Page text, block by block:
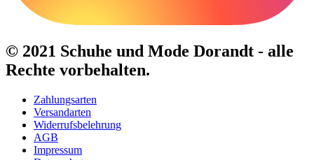
© 2021 Schuhe und Mode Dorandt - alle
Rechte vorbehalten.
Zahlungsarten
Versandarten
Widerrufsbelehrung
AGB
Impressum